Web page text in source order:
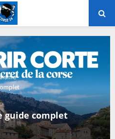
guide complet